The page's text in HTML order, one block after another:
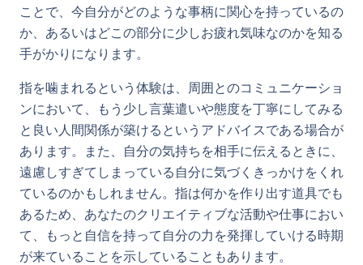
ことで、今自分がどのような事柄に関心を持っているの
か、あるいはどこの部分に少しお疲れ気味なのかを知る
手がかりになります。
指を噛まれるという体験は、周囲とのコミュニケーショ
ンにおいて、もう少し言葉遣いや態度を丁寧にしてみる
と良い人間関係が築けるというアドバイスである場合が
あります。また、自分の気持ちを相手に伝えるときに、
遠慮しすぎてしまっている自分に気づくきっかけをくれ
ているのかもしれません。指は何かを作り出す道具でも
あるため、あなたのクリエイティブな活動や仕事におい
て、もっと自信を持って自分の力を発揮していける時期
が来ていることを示していることもあります。